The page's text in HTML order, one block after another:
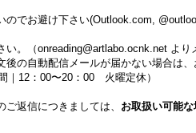
のでお避け下さい(Outlook.com,
い。（onreading@artlabo.ocnk.net よ
の自動配信メールが届かない場合は、
｜12：00〜20：00 火曜定休）
返信につきましては、 お取扱い可能